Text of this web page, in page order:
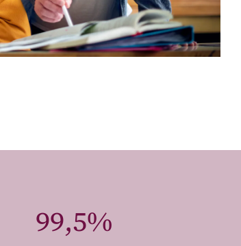
99,5%